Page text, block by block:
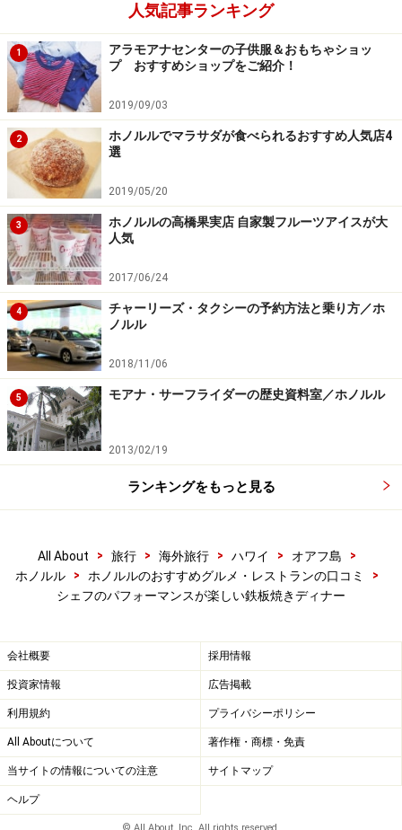
人気記事ランキング
1
アラモアナセンターの子供服＆おもちゃショッ
プ おすすめショップをご紹介！
2019/09/03
2
ホノルルでマラサダが食べられるおすすめ人気店4
選
2019/05/20
3
ホノルルの高橋果実店 自家製フルーツアイスが大
人気
2017/06/24
4
チャーリーズ・タクシーの予約方法と乗り方／ホ
ノルル
2018/11/06
5 モアナ・サーフライダーの歴史資料室／ホノルル
2013/02/19
ランキングをもっと見る
All About > 旅行 > 海外旅行 > ハワイ > オアフ島
>
ホノルル
> ホノルルのおすすめグルメ・レストランの口コミ
>
シェフのパフォーマンスが楽しい鉄板焼きディナー
会社概要 採用情報
投資家情報 広告掲載
利用規約 プライバシーポリシー
All Aboutについて 著作権・商標・免責
当サイトの情報についての注意 サイトマップ
ヘルプ